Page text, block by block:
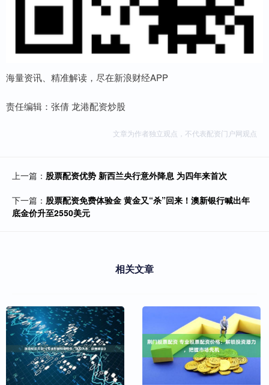
海量资讯、精准解读，尽在新浪财经APP
责任编辑：张倩 龙港配资炒股
文章为作者独立观点，不代表配资门户网观点
上一篇： 股票配资优势 新西兰央行意外降息 为四年来首次
下一篇： 股票配资免费体验金 黄金又“杀”回来！澳新银行喊出年
底金价升至2550美元
相关文章